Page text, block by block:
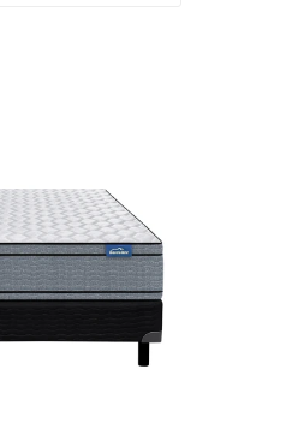
de espumas
altura de
y 64 cm la suma
y el sommier.
a las capas
espuma
Europillow.